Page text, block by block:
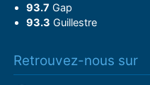
93.7 Gap
93.3 Guillestre
Retrouvez-nous sur